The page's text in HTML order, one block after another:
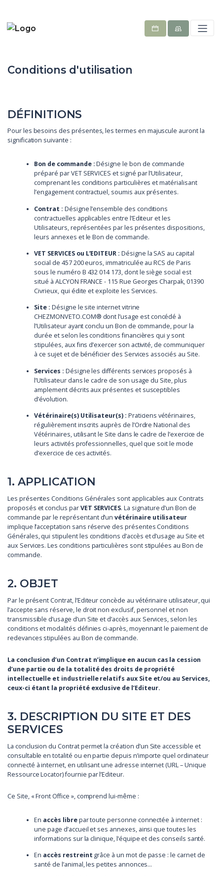
Conditions d'utilisation
DÉFINITIONS
Pour les besoins des présentes, les termes en majuscule auront la
signification suivante :
Bon de commande :Désigne le bon de commande
préparé par VET SERVICES et signé par l’Utilisateur,
comprenant les conditions particulières et matérialisant
l’engagement contractuel, soumis aux présentes.
Contrat : Désigne l’ensemble des conditions
contractuelles applicables entre l’Editeur et les
Utilisateurs, représentées par les présentes dispositions,
leurs annexes et le Bon de commande.
VET SERVICES ou L’EDITEUR : Désigne la SAS au capital
social de 457 200 euros, immatriculée au RCS de Paris
sous le numéro B 432 014 173, dont le siège social est
situé à ALCYON FRANCE - 115 Rue Georges Charpak, 01390
Civrieux, qui édite et exploite les Services.
Site : Désigne le site internet vitrine
CHEZMONVETO.COM® dont l’usage est concédé à
l’Utilisateur ayant conclu un Bon de commande, pour la
durée et selon les conditions financières qui y sont
stipulées, aux fins d’exercer son activité, de communiquer
à ce sujet et de bénéficier des Services associés au Site.
Services : Désigne les différents services proposés à
l’Utilisateur dans le cadre de son usage du Site, plus
amplement décrits aux présentes et susceptibles
d’évolution.
Vétérinaire(s) Utilisateur(s) : Praticiens vétérinaires,
régulièrement inscrits auprès de l’Ordre National des
Vétérinaires, utilisant le Site dans le cadre de l’exercice de
leurs activités professionnelles, quel que soit le mode
d’exercice de ces activités.
1. APPLICATION
Les présentes Conditions Générales sont applicables aux Contrats
proposés et conclus parVET SERVICES. La signature d’un Bon de
commande par le représentant d’unvétérinaire utilisateur
implique l’acceptation sans réserve des présentes Conditions
Générales, qui stipulent les conditions d’accès et d’usage au Site et
aux Services. Les conditions particulières sont stipulées au Bon de
commande.
2. OBJET
Par le présent Contrat, l’Editeur concède au vétérinaire utilisateur, qui
l’accepte sans réserve, le droit non exclusif, personnel et non
transmissible d’usage d’un Site et d’accès aux Services, selon les
conditions et modalités définies ci-après, moyennant le paiement de
redevances stipulées au Bon de commande.
La conclusion d’un Contrat n’implique en aucun cas la cession
d’une partie ou de la totalité des droits de propriété
intellectuelle et industrielle relatifs aux Site et/ou au Services,
ceux-ci étant la propriété exclusive de l’Editeur.
3. DESCRIPTION DU SITE ET DES
SERVICES
La conclusion du Contrat permet la création d’un Site accessible et
consultable en totalité ou en partie depuis n’importe quel ordinateur
connecté à internet, en utilisant une adresse internet (URL – Unique
Ressource Locator) fournie par l’Editeur.
Ce Site, « Front Office », comprend lui-même :
En accès librepar toute personne connectée à internet :
une page d’accueil et ses annexes, ainsi que toutes les
informations sur la clinique, l’équipe et des conseils santé.
En accès restreint grâce à un mot de passe : le carnet de
santé de l’animal, les petites annonces…